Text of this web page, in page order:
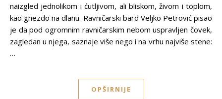
naizgled jednolikom i ćutljivom, ali bliskom, živom i toplom,
kao gnezdo na dlanu. Ravničarski bard Veljko Petrović pisao
je da pod ogromnim ravničarskim nebom uspravljen čovek,
zagledan u njega, saznaje više nego i na vrhu najviše stene:
…
OPŠIRNIJE